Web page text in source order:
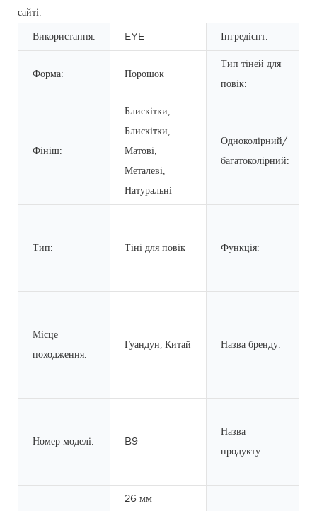
сайті.
Використання: EYE Інгредієнт:
Форма: Порошок
Тип тіней для
повік:
Фініш:
Блискітки,
Блискітки,
Матові,
Металеві,
Натуральні
Одноколірний/
багатоколірний:
Тип: Тіні для повік Функція:
Місце
походження:
Гуандун, Китай Назва бренду:
Номер моделі: B9
Назва
продукту:
26 мм